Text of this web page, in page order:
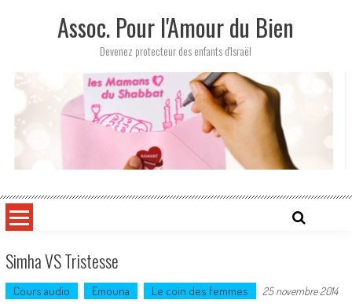
Assoc. Pour l'Amour du Bien
Devenez protecteur des enfants d'Israël
Simha VS Tristesse
Cours audio Emouna Le coin des femmes 25 novembre 2014